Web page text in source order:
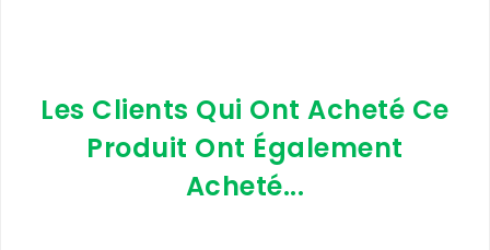
Les Clients Qui Ont Acheté Ce
Produit Ont Également
Acheté...